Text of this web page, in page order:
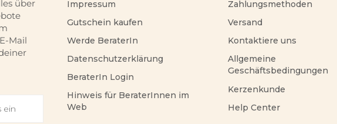
über
Mail
Impressum
Gutschein kaufen
Werde BeraterIn
Datenschutzerklärung
BeraterIn Login
Hinweis für BeraterInnen im
Web
Zahlungsmethoden
Versand
Kontaktiere uns
Allgemeine
Geschäftsbedingungen
Kerzenkunde
Help Center